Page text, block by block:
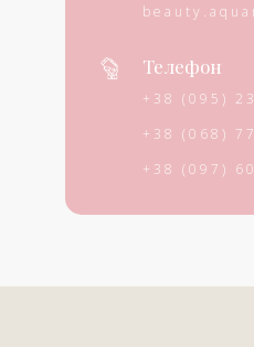
Телефон
+38 (095)
+38 (068)
+38 (097)